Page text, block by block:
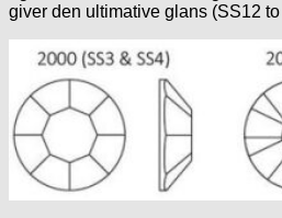
giver den ultimative glans (SS12